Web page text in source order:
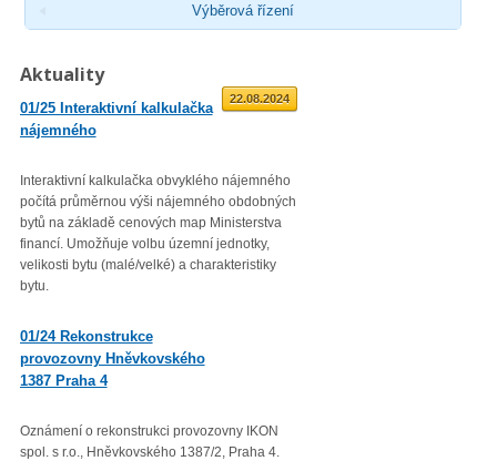
Výběrová řízení
Aktuality
01/25 Interaktivní kalkulačka
nájemného
01.09.2025
Interaktivní kalkulačka obvyklého nájemného
počítá průměrnou výši nájemného obdobných
bytů na základě cenových map Ministerstva
financí. Umožňuje volbu územní jednotky,
velikosti bytu (malé/velké) a charakteristiky
bytu.
01/24 Rekonstrukce
provozovny Hněvkovského
1387 Praha 4
22.08.2024
Oznámení o rekonstrukci provozovny IKON
spol. s r.o., Hněvkovského 1387/2, Praha 4.
02/23 Zveřejnění průměrné